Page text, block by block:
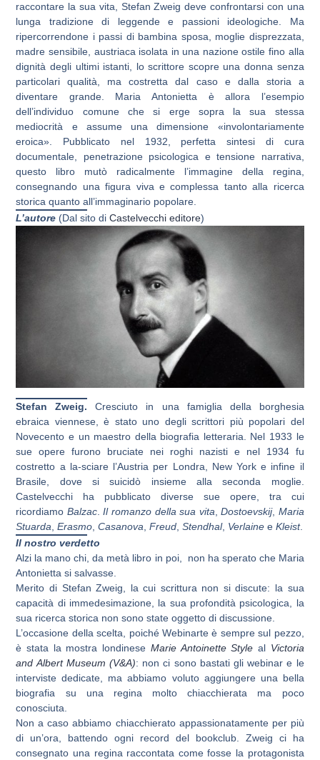
raccontare la sua vita, Stefan Zweig deve confrontarsi con una
lunga tradizione di leggende e passioni ideologiche. Ma
ripercorrendone i passi di bambina sposa, moglie disprezzata,
madre sensibile, austriaca isolata in una nazione ostile fino alla
dignità degli ultimi istanti, lo scrittore scopre una donna senza
particolari qualità, ma costretta dal caso e dalla storia a
diventare grande. Maria Antonietta è allora l’esempio
dell’individuo comune che si erge sopra la sua stessa
mediocrità e assume una dimensione «involontariamente
eroica». Pubblicato nel 1932, perfetta sintesi di cura
documentale, penetrazione psicologica e tensione narrativa,
questo libro mutò radicalmente l’immagine della regina,
consegnando una figura viva e complessa tanto alla ricerca
storica quanto all’immaginario popolare.
L’autore (Dal sito diCastelvecchi editore)
Stefan Zweig.Cresciuto in una famiglia della borghesia
ebraica viennese, è stato uno degli scrittori più popolari del
Novecento e un maestro della biografia letteraria. Nel 1933 le
sue opere furono bruciate nei roghi nazisti e nel 1934 fu
costretto a la-sciare l’Austria per Londra, New York e infine il
Brasile, dove si suicidò insieme alla seconda moglie.
Castelvecchi ha pubblicato diverse sue opere, tra cui
ricordiamo Balzac.Il romanzo della sua vita ,Dostoevskij, Maria
Stuarda ,Erasmo ,Casanova ,Freud ,Stendhal, Verlaine eKleist.
Il nostro verdetto
Alzi la mano chi, da metà libro in poi, non ha sperato che Maria
Antonietta si salvasse.
Merito di Stefan Zweig, la cui scrittura non si discute: la sua
capacità di immedesimazione, la sua profondità psicologica, la
sua ricerca storica non sono state oggetto di discussione.
L’occasione della scelta, poiché Webinarte è sempre sul pezzo,
è stata la mostra londinese Marie Antoinette Style al Victoria
and Albert Museum (V&A): non ci sono bastati gli webinar e le
interviste dedicate, ma abbiamo voluto aggiungere una bella
biografia su una regina molto chiacchierata ma poco
conosciuta.
Non a caso abbiamo chiacchierato appassionatamente per più
di un’ora, battendo ogni record del bookclub. Zweig ci ha
consegnato una regina raccontata come fosse la protagonista